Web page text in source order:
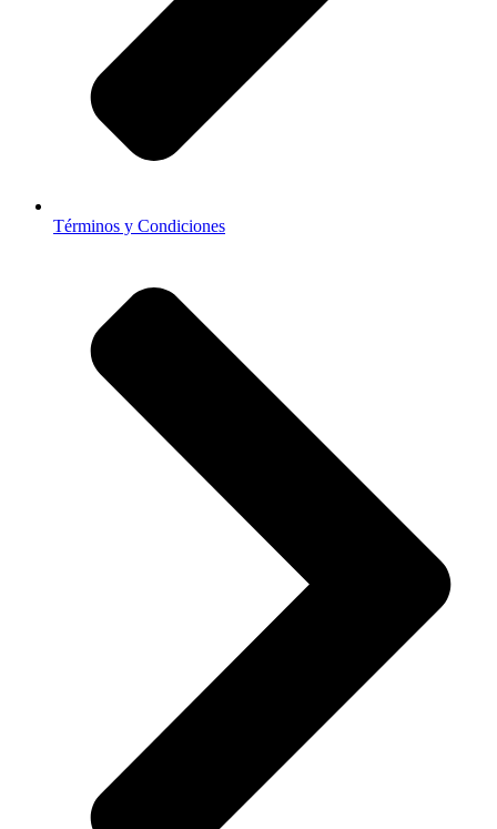
Términos y Condiciones